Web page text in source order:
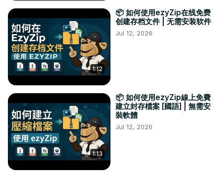
1:12
📦 如何使用ezyZip在线免费
创建存档文件 | 无需安装软件
Jul 12, 2026
1:13
📦 如何使用ezyZip線上免費
建立封存檔案 [國語] | 無需安
裝軟體
Jul 12, 2026